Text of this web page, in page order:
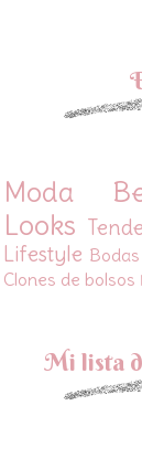
Moda
Looks
Lifestyle
Clones de bolsos
Mi lista